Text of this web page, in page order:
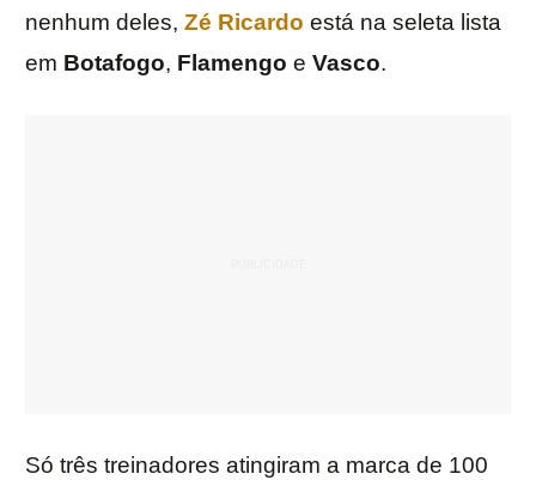
nenhum deles, Zé Ricardo está na seleta lista
em Botafogo, Flamengo e Vasco.
Só três treinadores atingiram a marca de 100